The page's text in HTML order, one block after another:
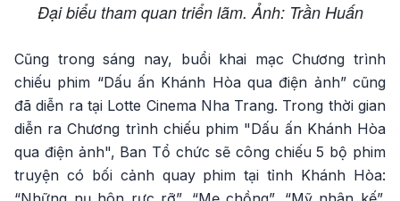
Đại biểu tham quan triển lãm. Ảnh: Trần Huấn
Cũng trong sáng nay, buổi khai mạc Chương trình
chiếu phim “Dấu ấn Khánh Hòa qua điện ảnh” cũng
đã diễn ra tại Lotte Cinema Nha Trang. Trong thời gian
diễn ra Chương trình chiếu phim "Dấu ấn Khánh Hòa
qua điện ảnh", Ban Tổ chức sẽ công chiếu 5 bộ phim
truyện có bối cảnh quay phim tại tỉnh Khánh Hòa: